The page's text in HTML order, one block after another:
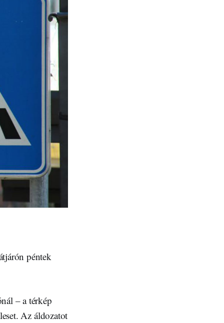
péntek
– a térkép
Az áldozatot